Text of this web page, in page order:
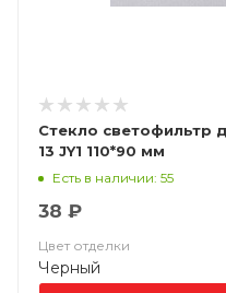
Стекло светофильтр
13 JY1 110*90 мм
Есть в наличии: 55
38 ₽
Цвет отделки
Черный